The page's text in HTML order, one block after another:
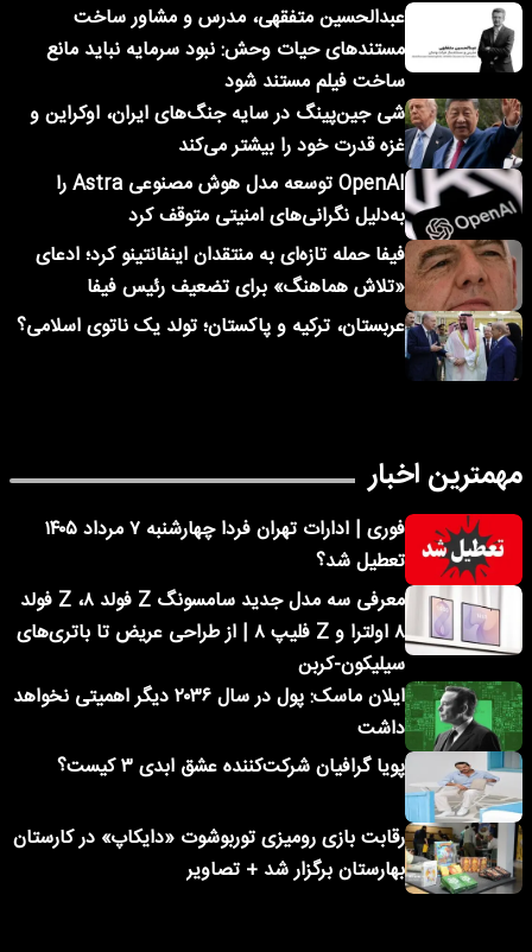
عبدالحسین متفقهی، مدرس و مشاور ساخت
مستندهای حیات وحش: نبود سرمایه نباید مانع
ساخت فیلم مستند شود
شی جین‌پینگ در سایه جنگ‌های ایران، اوکراین و
غزه قدرت خود را بیشتر می‌کند
OpenAI توسعه مدل هوش مصنوعی Astra را
به‌دلیل نگرانی‌های امنیتی متوقف کرد
فیفا حمله تازه‌ای به منتقدان اینفانتینو کرد؛ ادعای
«تلاش هماهنگ» برای تضعیف رئیس فیفا
عربستان، ترکیه و پاکستان؛ تولد یک ناتوی اسلامی؟
مهمترین اخبار
فوری | ادارات تهران فردا چهارشنبه ۷ مرداد ۱۴۰۵
تعطیل شد؟
معرفی سه مدل جدید سامسونگ Z فولد ۸، Z فولد
۸ اولترا و Z فلیپ ۸ | از طراحی عریض تا باتری‌های
سیلیکون-کربن
ایلان ماسک: پول در سال ۲۰۳۶ دیگر اهمیتی نخواهد
داشت
پویا گرافیان شرکت‌کننده عشق ابدی ۳ کیست؟
رقابت بازی رومیزی توربوشوت «دایکاپ» در کارستان
بهارستان برگزار شد + تصاویر